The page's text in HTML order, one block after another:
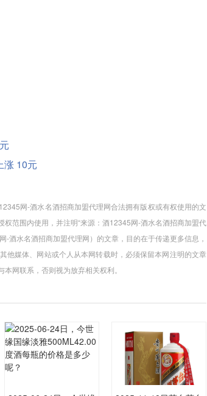
涨 10元
网-酒水名酒招商加盟代理网合法拥有版权或有权使用的文
范围内使用，并注明“来源：酒12345网-酒水名酒招商加盟代
酒水名酒招商加盟代理网）的文章，目的在于传递更多信息，
他媒体、网站或个人从本网转载时，必须保留本网注明的文章
网联系，否则视为放弃相关权利。